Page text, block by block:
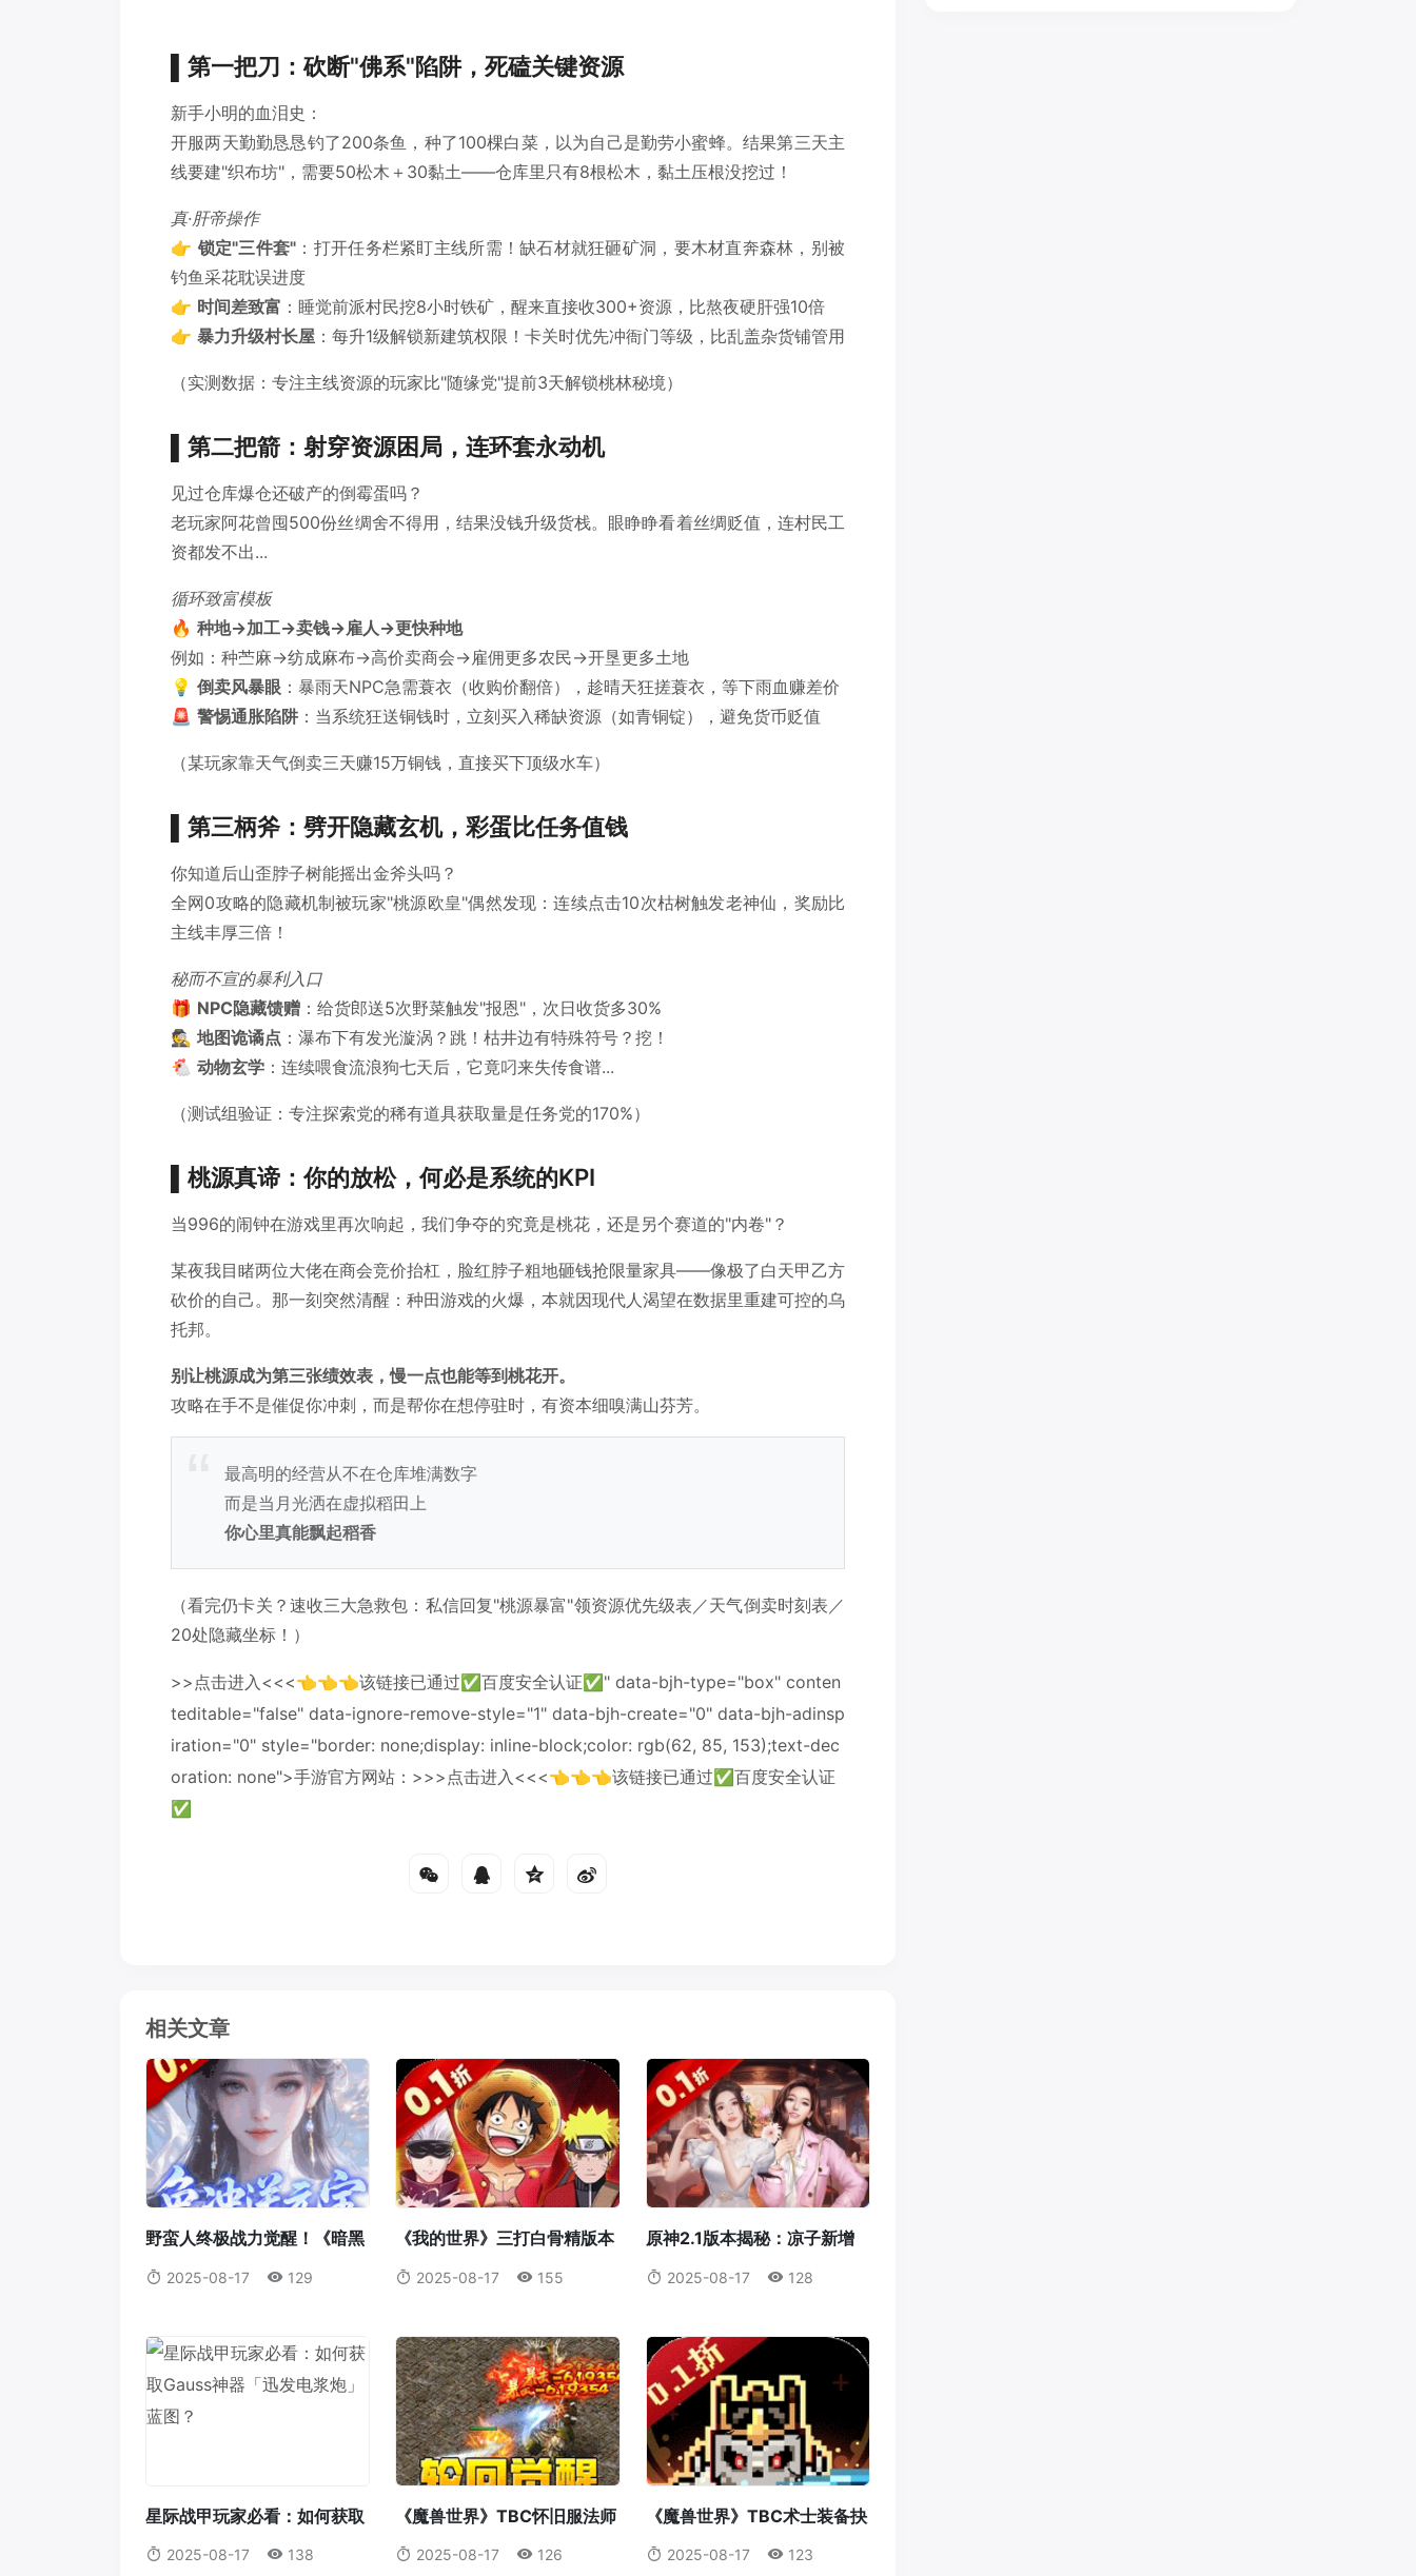
▌第一把刀：砍断"佛系"陷阱，死磕关键资源
新手小明的血泪史：
开服两天勤勤恳恳钓了200条鱼，种了100棵白菜，以为自己是勤劳小蜜蜂。结果第三天主
线要建"织布坊"，需要50松木＋30黏土——仓库里只有8根松木，黏土压根没挖过！
真·肝帝操作
👉 锁定"三件套" ：打开任务栏紧盯主线所需！缺石材就狂砸矿洞，要木材直奔森林，别被
钓鱼采花耽误进度
👉 时间差致富 ：睡觉前派村民挖8小时铁矿，醒来直接收300+资源，比熬夜硬肝强10倍
👉 暴力升级村长屋 ：每升1级解锁新建筑权限！卡关时优先冲衙门等级，比乱盖杂货铺管用
（实测数据：专注主线资源的玩家比"随缘党"提前3天解锁桃林秘境）
▌第二把箭：射穿资源困局，连环套永动机
见过仓库爆仓还破产的倒霉蛋吗？
老玩家阿花曾囤500份丝绸舍不得用，结果没钱升级货栈。眼睁睁看着丝绸贬值，连村民工
资都发不出...
循环致富模板
🔥 种地→加工→卖钱→雇人→更快种地
例如：种苎麻→纺成麻布→高价卖商会→雇佣更多农民→开垦更多土地
💡 倒卖风暴眼 ：暴雨天NPC急需蓑衣（收购价翻倍），趁晴天狂搓蓑衣，等下雨血赚差价
🚨 警惕通胀陷阱 ：当系统狂送铜钱时，立刻买入稀缺资源（如青铜锭），避免货币贬值
（某玩家靠天气倒卖三天赚15万铜钱，直接买下顶级水车）
▌第三柄斧：劈开隐藏玄机，彩蛋比任务值钱
你知道后山歪脖子树能摇出金斧头吗？
全网0攻略的隐藏机制被玩家"桃源欧皇"偶然发现：连续点击10次枯树触发老神仙，奖励比
主线丰厚三倍！
秘而不宣的暴利入口
🎁 NPC隐藏馈赠 ：给货郎送5次野菜触发"报恩"，次日收货多30%
🕵️ 地图诡谲点 ：瀑布下有发光漩涡？跳！枯井边有特殊符号？挖！
🐔 动物玄学 ：连续喂食流浪狗七天后，它竟叼来失传食谱...
（测试组验证：专注探索党的稀有道具获取量是任务党的170%）
▌桃源真谛：你的放松，何必是系统的KPI
当996的闹钟在游戏里再次响起，我们争夺的究竟是桃花，还是另个赛道的"内卷"？
某夜我目睹两位大佬在商会竞价抬杠，脸红脖子粗地砸钱抢限量家具——像极了白天甲乙方
砍价的自己。那一刻突然清醒：种田游戏的火爆，本就因现代人渴望在数据里重建可控的乌
托邦。
别让桃源成为第三张绩效表，慢一点也能等到桃花开。
攻略在手不是催促你冲刺，而是帮你在想停驻时，有资本细嗅满山芬芳。
最高明的经营从不在仓库堆满数字
而是当月光洒在虚拟稻田上
你心里真能飘起稻香
（看完仍卡关？速收三大急救包：私信回复"桃源暴富"领资源优先级表／天气倒卖时刻表／
20处隐藏坐标！）
>>点击进入<<<👈👈👈该链接已通过✅百度安全认证✅" data-bjh-type="box" conten
teditable="false" data-ignore-remove-style="1" data-bjh-create="0" data-bjh-adinsp
iration="0" style="border: none;display: inline-block;color: rgb(62, 85, 153);text-dec
oration: none">手游官方网站：>>>点击进入<<<👈👈👈该链接已通过✅百度安全认证
✅
相关文章
野蛮人终极战力觉醒！《暗黑
破坏神2：重制版》符文之语
最强搭配指南
2025-08-17 129
《我的世界》三打白骨精版本
重磅来袭：天赋点系统全解
析，打造属于你的最强冒险
2025-08-17 155
原神2.1版本揭秘：凉子新增
食谱与隐藏料理全解析
2025-08-17 128
星际战甲玩家必看：如何获取
Gauss神器「迅发电浆炮」蓝
图？
2025-08-17 138
《魔兽世界》TBC怀旧服法师
毛伤害全攻略：操作，意识与
装备的完美结合
2025-08-17 126
《魔兽世界》TBC术士装备抉
择：法打套还是T4套？这是你
必须知道的真相！
2025-08-17 123